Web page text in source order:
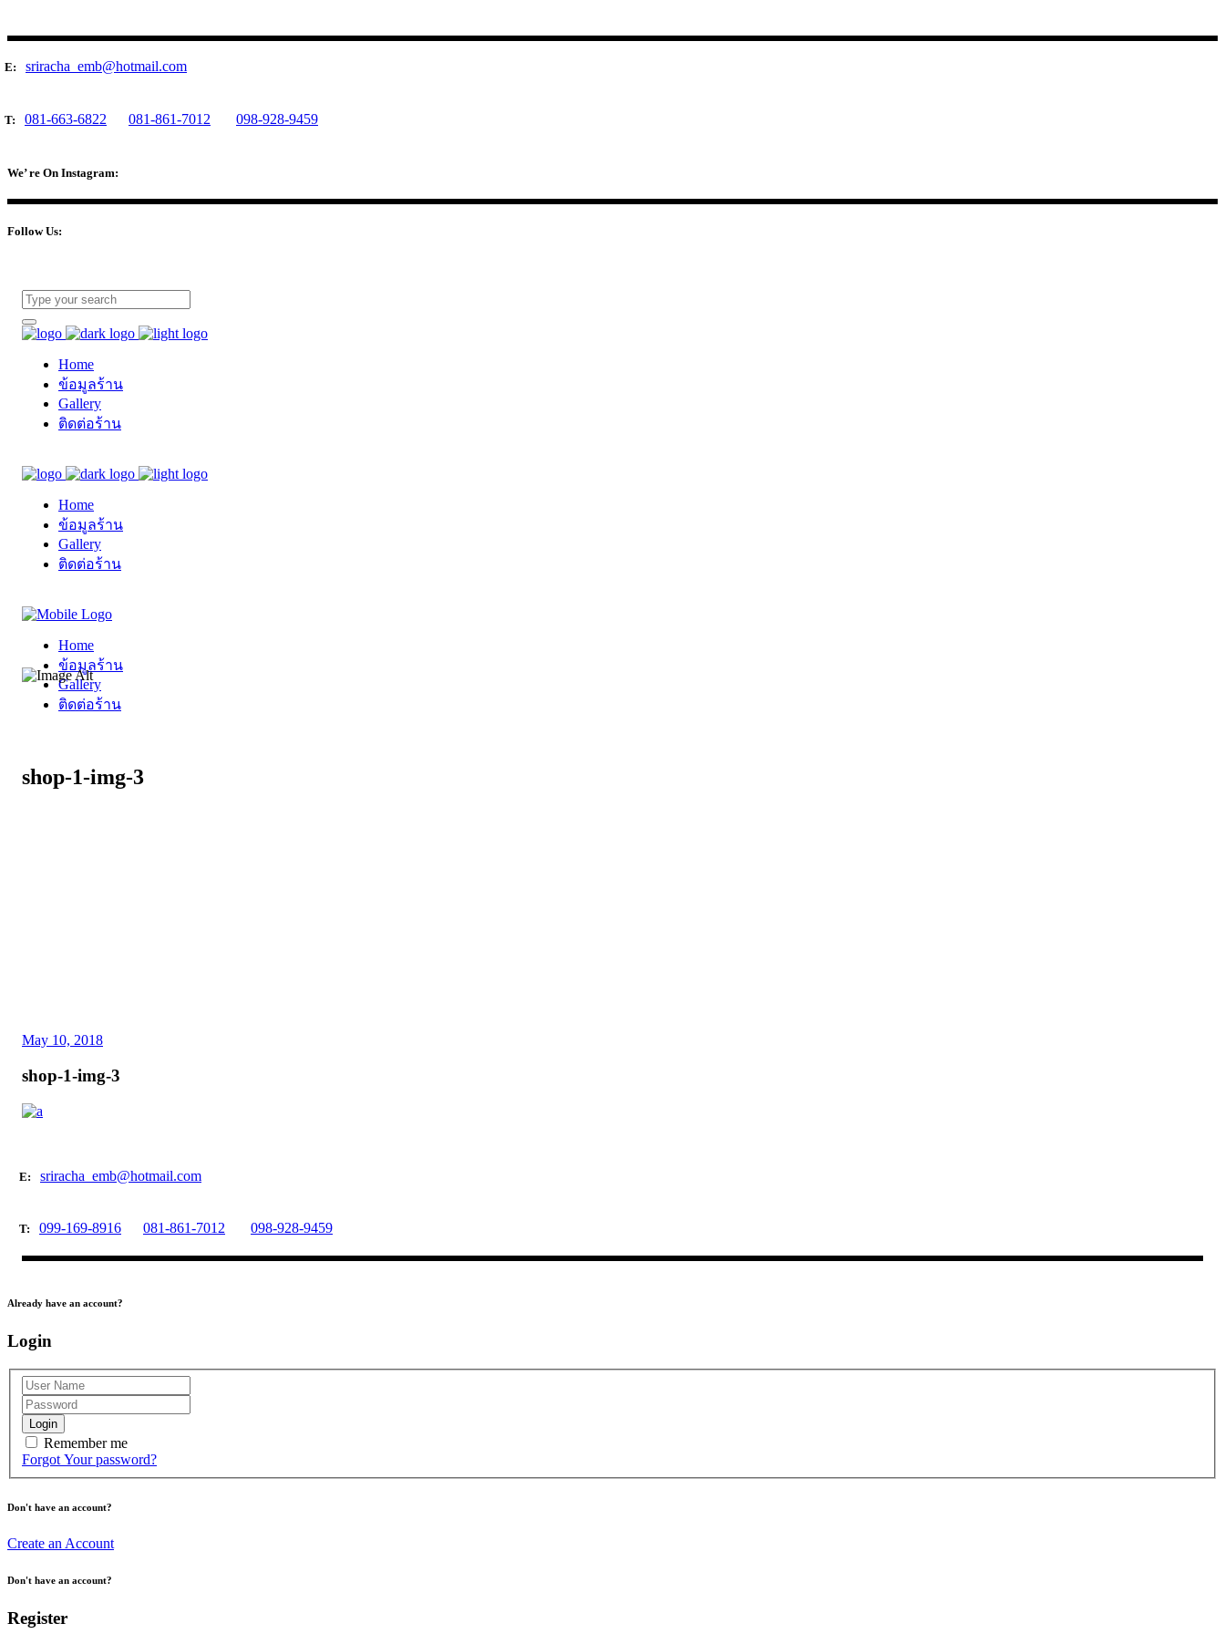
E: sriracha_emb@hotmail.com
T: 081-663-6822 081-861-7012 098-928-9459
We’ re On Instagram:
Follow Us:
Home
ข้อมูลร้าน
Gallery
ติดต่อร้าน
Home
ข้อมูลร้าน
Gallery
ติดต่อร้าน
Home
ข้อมูลร้าน
Gallery
ติดต่อร้าน
shop-1-img-3
May 10, 2018
shop-1-img-3
E: sriracha_emb@hotmail.com
T: 099-169-8916 081-861-7012 098-928-9459
Already have an account?
Login
Login
Remember me
Forgot Your password?
Don't have an account?
Create an Account
Don't have an account?
Register